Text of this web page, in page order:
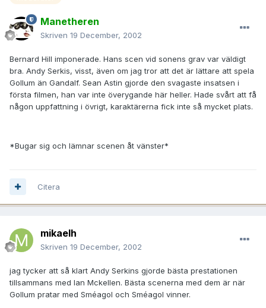
Manetheren
Skriven 19 December, 2002
Bernard Hill imponerade. Hans scen vid sonens grav var väldigt
bra. Andy Serkis, visst, även om jag tror att det är lättare att spela
Gollum än Gandalf. Sean Astin gjorde den svagaste insatsen i
första filmen, han var inte överygande här heller. Hade svårt att få
någon uppfattning i övrigt, karaktärerna fick inte så mycket plats.
*Bugar sig och lämnar scenen åt vänster*
Citera
mikaelh
Skriven 19 December, 2002
jag tycker att så klart Andy Serkins gjorde bästa prestationen
tillsammans med Ian Mckellen. Bästa scenerna med dem är när
Gollum pratar med Sméagol och Sméagol vinner.